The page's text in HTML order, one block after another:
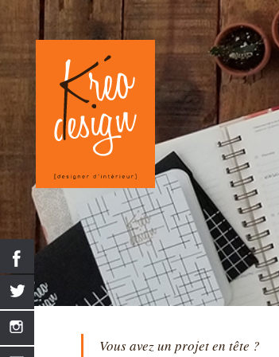
Vous avez un projet en tête ?